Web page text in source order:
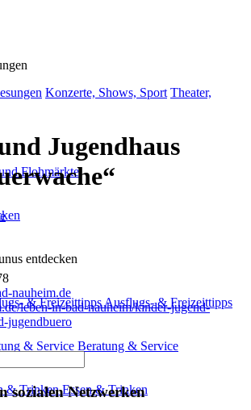
Flohmärkte
entdecken
Ausflugs- & Freizeittipps
Beratung & Service
Essen & Trinken
Konzerte, Shows, Sport Theater,
Jugendhaus
nauheim.de
leben-in-bad-nauheim/kinder-jugend-
jugendbuero
sozialen Netzwerken